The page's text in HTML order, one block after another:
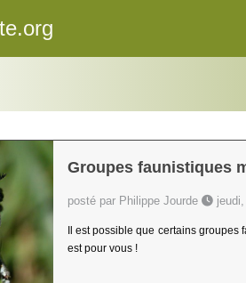
Groupes faunistiques
posté par Philippe Jourde
Il est possible que certains groupes
est pour vous !